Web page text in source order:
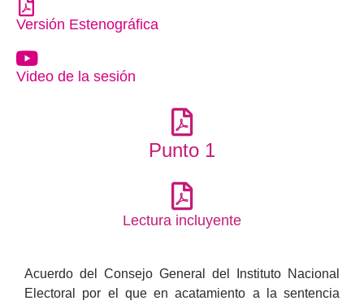
Versión Estenográfica
Video de la sesión
Punto 1
Lectura incluyente
Acuerdo del Consejo General del Instituto Nacional
Electoral por el que en acatamiento a la sentencia